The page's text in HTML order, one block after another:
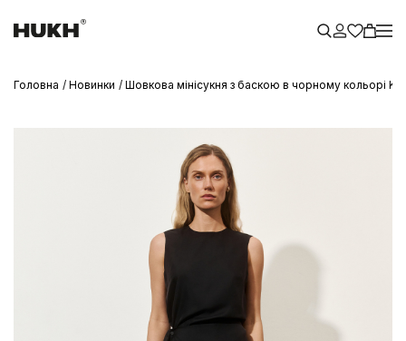
Головна Новинки Шовкова мінісукня з баскою в чорному кольорі